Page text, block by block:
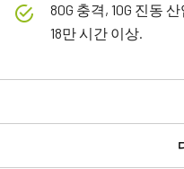
80G 충격, 10G 진동
18만 시간 이상.